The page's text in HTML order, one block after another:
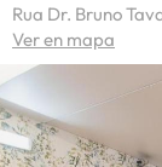
Rua Dr. Bruno
Ver en mapa